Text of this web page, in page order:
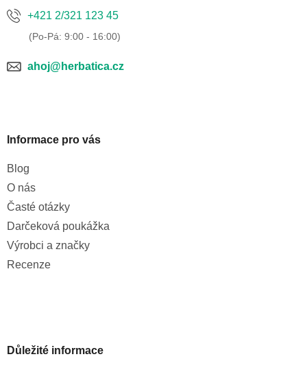
+421 2/321 123 45
ahoj@herbatica.cz
Informace pro vás
Blog
O nás
Časté otázky
Darčeková poukážka
Výrobci a značky
Recenze
Důležité informace